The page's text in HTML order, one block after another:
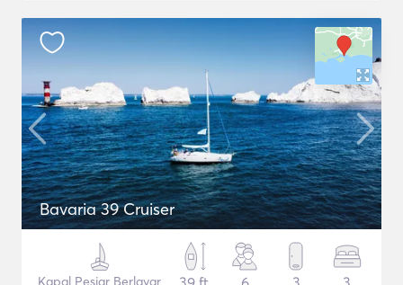
Bavaria 39 Cruiser
Kapal Pesiar Berlayar